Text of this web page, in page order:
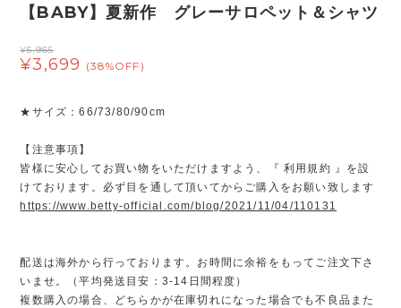
【BABY】夏新作 グレーサロペット＆シャツ
¥5,965
¥3,699 (38%OFF)
★サイズ：66/73/80/90cm
【注意事項】
皆様に安心してお買い物をいただけますよう、『 利用規約 』を設
けております。必ず目を通して頂いてからご購入をお願い致します
https://www.betty-official.com/blog/2021/11/04/110131
配送は海外から行っております。お時間に余裕をもってご注文下さ
いませ。（平均発送目安：3-14日間程度）
複数購入の場合、どちらかが在庫切れになった場合でも不良品また